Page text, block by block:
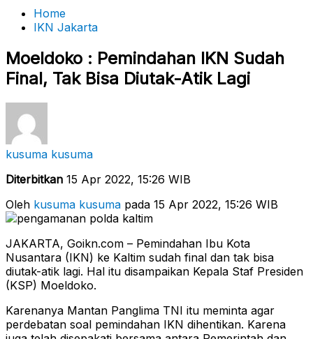
Home
IKN Jakarta
Moeldoko : Pemindahan IKN Sudah
Final, Tak Bisa Diutak-Atik Lagi
kusuma kusuma
Diterbitkan 15 Apr 2022, 15:26 WIB
Oleh kusuma kusuma pada 15 Apr 2022, 15:26 WIB
JAKARTA, Goikn.com – Pemindahan Ibu Kota
Nusantara (IKN) ke Kaltim sudah final dan tak bisa
diutak-atik lagi. Hal itu disampaikan Kepala Staf Presiden
(KSP) Moeldoko.
Karenanya Mantan Panglima TNI itu meminta agar
perdebatan soal pemindahan IKN dihentikan. Karena